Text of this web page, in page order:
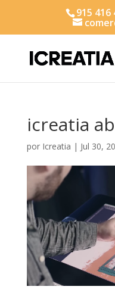
915 416
icreatia
por Icreatia | Jul 30,